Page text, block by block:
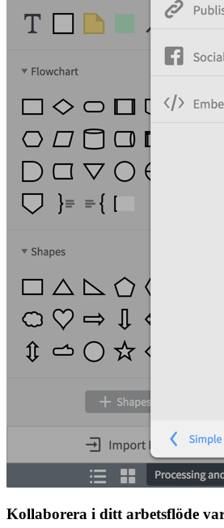
Kollaborera i ditt arbetsflöde